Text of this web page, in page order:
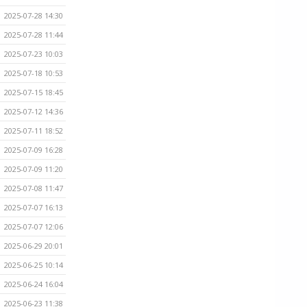
2025-07-28 14:30
2025-07-28 11:44
2025-07-23 10:03
2025-07-18 10:53
2025-07-15 18:45
2025-07-12 14:36
2025-07-11 18:52
2025-07-09 16:28
2025-07-09 11:20
2025-07-08 11:47
2025-07-07 16:13
2025-07-07 12:06
2025-06-29 20:01
2025-06-25 10:14
2025-06-24 16:04
2025-06-23 11:38